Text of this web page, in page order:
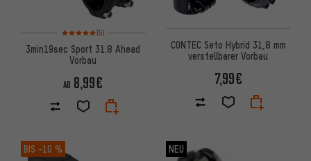
Bewertungen: 5 von 5 basierend auf 5 Bewertungen
(5)
3min19sec Sport 31.8 Ahead
Vorbau
AB 8,99€
CONTEC Seto Hybrid 31,8 mm
verstellbarer Vorbau
7,99€
BIS -10 % NEU